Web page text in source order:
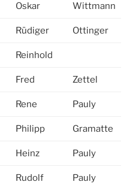
Oskar Wittmann
Rüdiger Ottinger
Reinhold
Fred Zettel
Rene Pauly
Philipp Gramatte
Heinz Pauly
Rudolf Pauly